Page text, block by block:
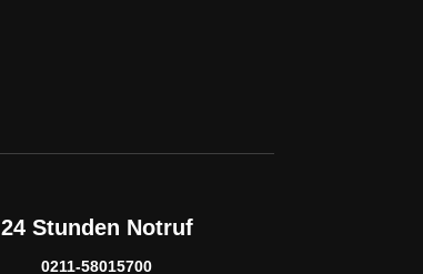
24 Stunden Notruf
0211-58015700